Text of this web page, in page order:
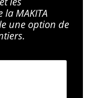
MAKITA
une option de